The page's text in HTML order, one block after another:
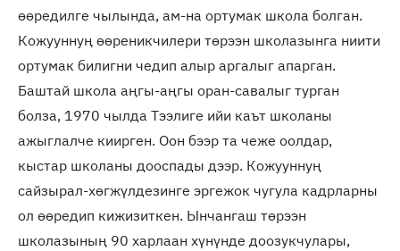
өөредилге чылында, ам-на ортумак школа болган.
Кожууннуң өөреникчилери төрээн школазынга ниити
ортумак билигни чедип алыр аргалыг апарган.
Баштай школа аңгы-аңгы оран-савалыг турган
болза, 1970 чылда Тээлиге ийи каът школаны
ажыглалче киирген. Оон бээр та чеже оолдар,
кыстар школаны дооспады дээр. Кожууннуң
сайзырал-хөгжүлдезинге эргежок чугула кадрларны
ол өөредип кижизиткен. Ынчангаш төрээн
школазының 90 харлаан хүнүнде доозукчулары,